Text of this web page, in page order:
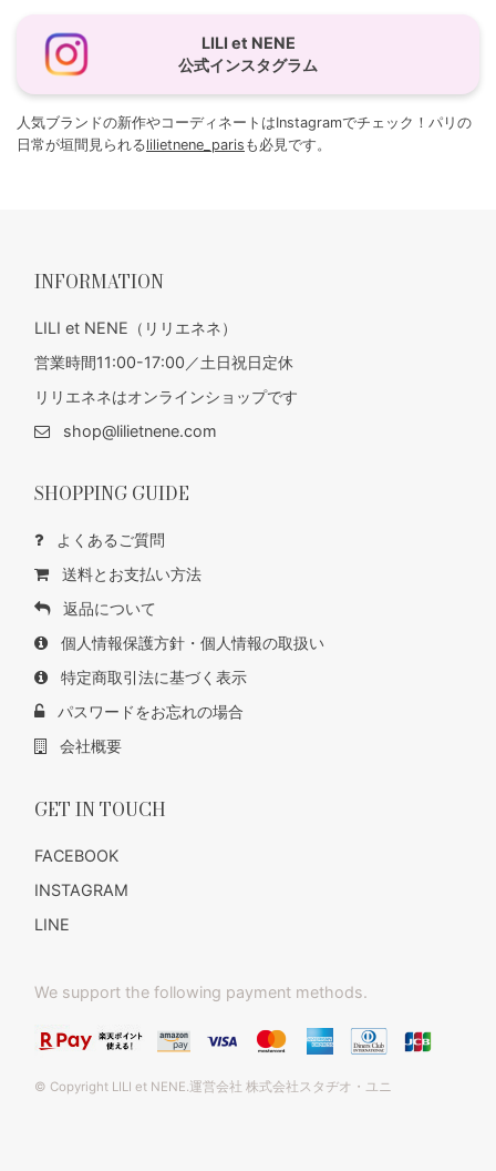
LILI et NENE
公式インスタグラム
人気ブランドの新作やコーディネートはInstagramでチェック！パリの
日常が垣間見られるlilietnene_paris も必見です。
INFORMATION
LILI et NENE（リリエネネ）
営業時間11:00-17:00／土日祝日定休
リリエネネはオンラインショップです
shop@lilietnene.com
SHOPPING GUIDE
よくあるご質問
送料とお支払い方法
返品について
個人情報保護方針・個人情報の取扱い
特定商取引法に基づく表示
パスワードをお忘れの場合
会社概要
GET IN TOUCH
FACEBOOK
INSTAGRAM
LINE
We support the following payment methods.
© Copyright LILI et NENE.運営会社 株式会社スタヂオ・ユニ